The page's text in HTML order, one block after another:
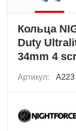
Кольца
Duty
34mm 4
Артикул: A223